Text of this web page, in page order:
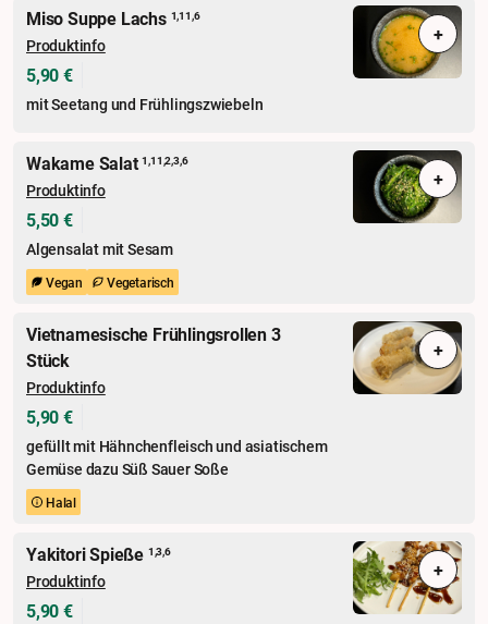
Miso Suppe Lachs 1,11,6
Produktinfo
5,90 €
mit Seetang und Frühlingszwiebeln
+
Wakame Salat1,11,2,3,6
Produktinfo
5,50 €
Algensalat mit Sesam
Vegan Vegetarisch
+
Vietnamesische Frühlingsrollen 3
Stück
Produktinfo
5,90 €
gefüllt mit Hähnchenfleisch und asiatischem
Gemüse dazu Süß Sauer Soße
Halal
+
Yakitori Spieße 1,3,6
Produktinfo
5,90 €
+